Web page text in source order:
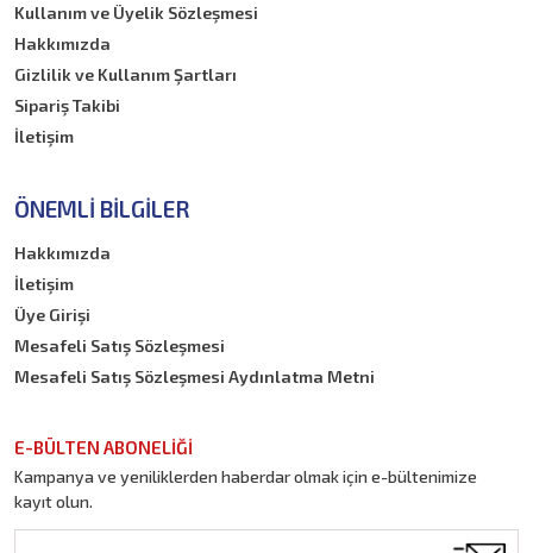
Kullanım ve Üyelik Sözleşmesi
Hakkımızda
Gizlilik ve Kullanım Şartları
Sipariş Takibi
İletişim
ÖNEMLI BILGILER
Hakkımızda
İletişim
Üye Girişi
Mesafeli Satış Sözleşmesi
Mesafeli Satış Sözleşmesi Aydınlatma Metni
E-BÜLTEN ABONELİĞİ
Kampanya ve yeniliklerden haberdar olmak için e-bültenimize
kayıt olun.